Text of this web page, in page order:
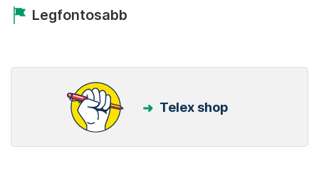
Legfontosabb
Telex shop